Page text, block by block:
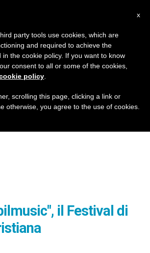
il Festival di
x
party tools use cookies, which are
and required to achieve the
in the cookie policy. If you want to know
consent to all or some of the cookies,
policy
scrolling this page, clicking a link or
otherwise, you agree to the use of cookies.